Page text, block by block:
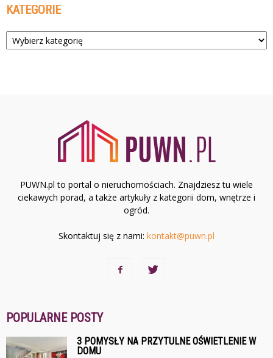
KATEGORIE
Kategorie
PUWN.pl to portal o nieruchomościach. Znajdziesz tu wiele
ciekawych porad, a także artykuły z kategorii dom, wnętrze i
ogród.
Skontaktuj się z nami: kontakt@puwn.pl
POPULARNE POSTY
3 POMYSŁY NA PRZYTULNE OŚWIETLENIE W
DOMU